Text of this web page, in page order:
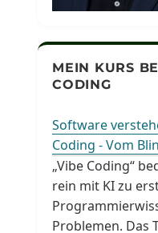
MEIN KURS
CODING
Software
Coding - Vom
„Vibe Coding“
rein mit KI zu
Problemen. Das